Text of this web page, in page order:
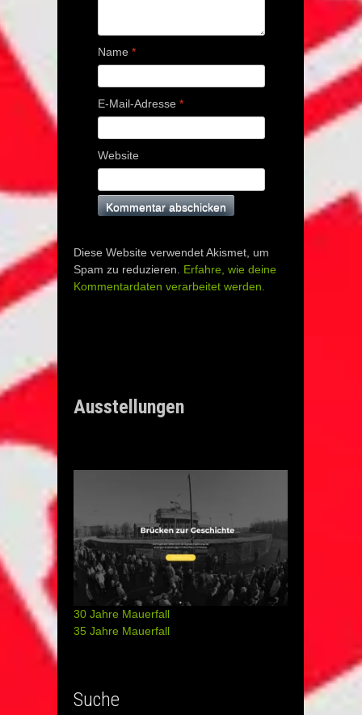
Name *
E-Mail-Adresse *
Website
Diese Website verwendet Akismet, um
Spam zu reduzieren. Erfahre, wie deine
Kommentardaten verarbeitet werden.
Ausstellungen
30 Jahre Mauerfall
35 Jahre Mauerfall
Suche